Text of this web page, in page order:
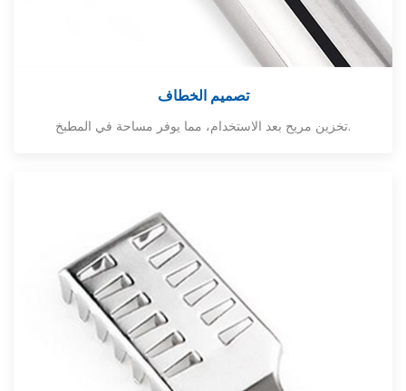
تصميم الخطاف
تخزين مريح بعد الاستخدام، مما يوفر مساحة في المطبخ.